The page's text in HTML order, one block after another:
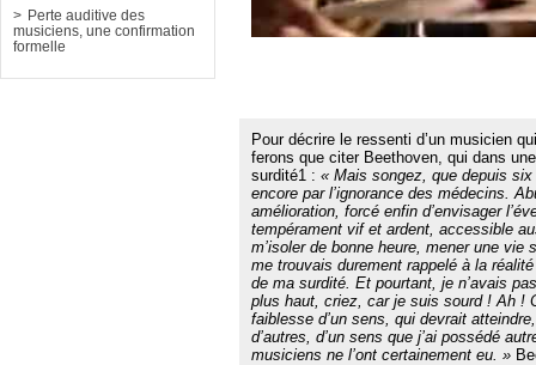
Pour décrire le ressenti d’un musicien
ferons que citer Beethoven, qui dans
surdité1 : « Mais songez, que depuis
encore par l’ignorance des médecins.
amélioration, forcé enfin d’envisager
tempérament vif et ardent, accessible
m’isoler de bonne heure, mener une
me trouvais durement rappelé à la
de ma surdité. Et pourtant, je n’avais
plus haut, criez, car je suis sourd ! Ah !
faiblesse d’un sens, qui devrait
d’autres, d’un sens que j’ai possédé
musiciens ne l’ont certainement eu. »
Perte auditive des
musiciens, une confirmation
formelle